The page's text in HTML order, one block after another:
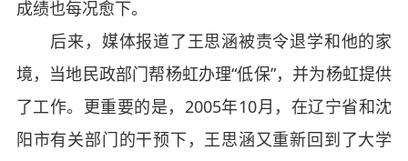
成绩也每况愈下。
后来，媒体报道了王思涵被责令退学和他的家
境，当地民政部门帮杨虹办理“低保”，并为杨虹提供
了工作。更重要的是，2005年10月，在辽宁省和沈
阳市有关部门的干预下，王思涵又重新回到了大学